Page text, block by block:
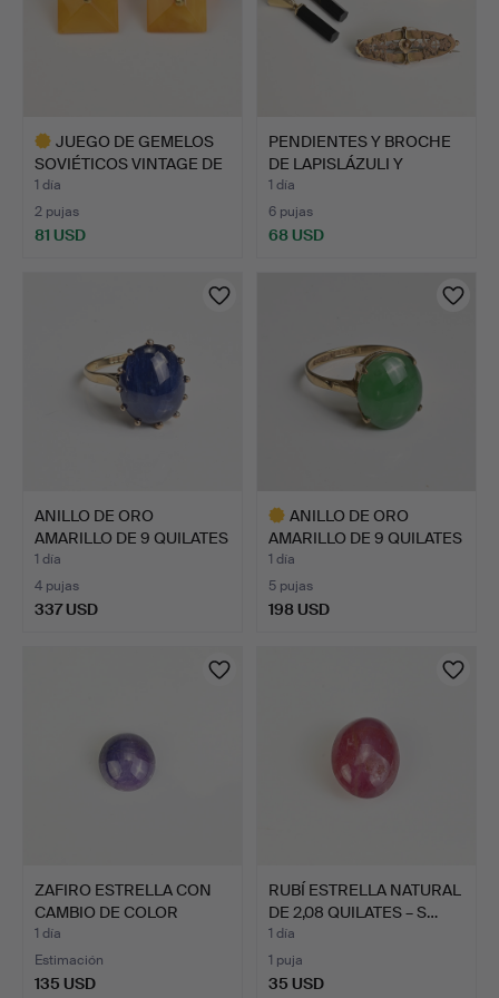
JUEGO DE GEMELOS
SOVIÉTICOS VINTAGE DE
ÁMB…
1 día
2 pujas
81 USD
PENDIENTES Y BROCHE
DE LAPISLÁZULI Y
ÓNICE…
1 día
6 pujas
68 USD
ANILLO DE ORO
AMARILLO DE 9 QUILATES
CON Z…
1 día
4 pujas
337 USD
ANILLO DE ORO
AMARILLO DE 9 QUILATES
CON J…
1 día
5 pujas
198 USD
ZAFIRO ESTRELLA CON
CAMBIO DE COLOR
NATURA…
1 día
Estimación
135 USD
RUBÍ ESTRELLA NATURAL
DE 2,08 QUILATES – S…
1 día
1 puja
35 USD